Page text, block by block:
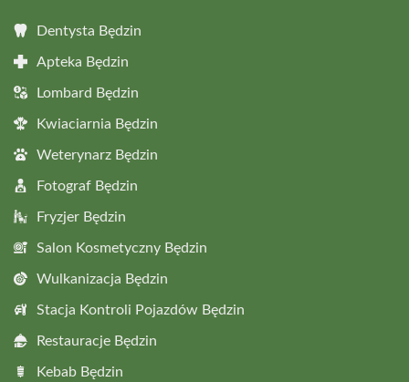
Dentysta Będzin
Apteka Będzin
Lombard Będzin
Kwiaciarnia Będzin
Weterynarz Będzin
Fotograf Będzin
Fryzjer Będzin
Salon Kosmetyczny Będzin
Wulkanizacja Będzin
Stacja Kontroli Pojazdów Będzin
Restauracje Będzin
Kebab Będzin